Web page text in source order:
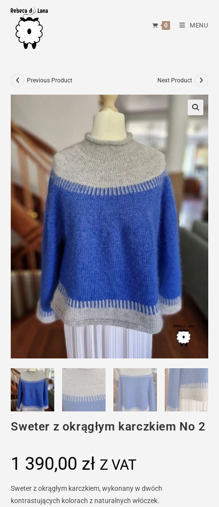
content
0 MENU
Previous Product Next Product
Sweter z okrągłym karczkiem No 2
1 390,00 zł Z VAT
Sweter z okrągłym karczkiem, wykonany w dwóch
kontrastujących kolorach z naturalnych włóczek.